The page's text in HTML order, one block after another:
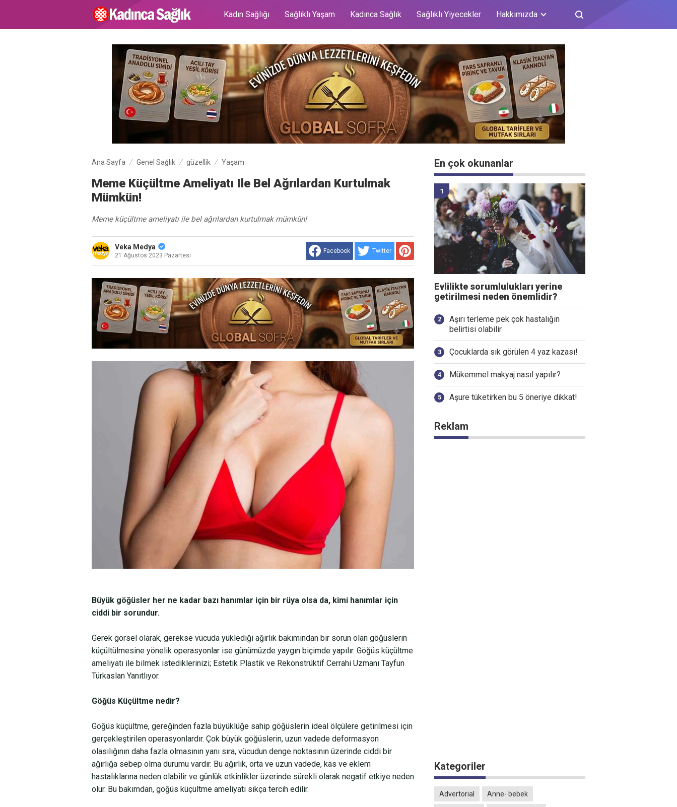
Kadın Sağlığı Sağlıklı Yaşam Kadınca Sağlık Sağlıklı Yiyecekler Hakkımızda
Ana Sayfa Genel Sağlık güzellik Yaşam
Meme Küçültme Ameliyatı Ile Bel Ağrılardan Kurtulmak
Mümkün!
Meme küçültme ameliyatı ile bel ağrılardan kurtulmak mümkün!
Veka Medya
21 Ağustos 2023 Pazartesi
Facebook Twitter
Büyük göğüsler her ne kadar bazı hanımlar için bir rüya olsa da, kimi hanımlar için
ciddi bir sorundur.
Gerek görsel olarak, gerekse vücuda yüklediği ağırlık bakımından bir sorun olan göğüslerin
küçültülmesine yönelik operasyonlar ise günümüzde yaygın biçimde yapılır. Göğüs küçültme
ameliyatı ile bilmek istediklerinizi; Estetik Plastik ve Rekonstrüktif Cerrahi Uzmanı Tayfun
Türkaslan Yanıtlıyor.
Göğüs Küçültme nedir?
Göğüs küçültme, gereğinden fazla büyüklüğe sahip göğüslerin ideal ölçülere getirilmesi için
gerçekleştirilen operasyonlardır. Çok büyük göğüslerin, uzun vadede deformasyon
olasılığının daha fazla olmasının yanı sıra, vücudun denge noktasının üzerinde ciddi bir
ağırlığa sebep olma durumu vardır. Bu ağırlık, orta ve uzun vadede, kas ve eklem
hastalıklarına neden olabilir ve günlük etkinlikler üzerinde sürekli olarak negatif etkiye neden
olur. Bu bakımdan, göğüs küçültme ameliyatı sıkça tercih edilir.
En çok okunanlar
Evlilikte sorumlulukları yerine
getirilmesi neden önemlidir?
Aşırı terleme pek çok hastalığın
belirtisi olabilir
Çocuklarda sık görülen 4 yaz kazası!
Mükemmel makyaj nasıl yapılır?
Aşure tüketirken bu 5 öneriye dikkat!
Reklam
Kategoriler
Advertorial Anne- bebek